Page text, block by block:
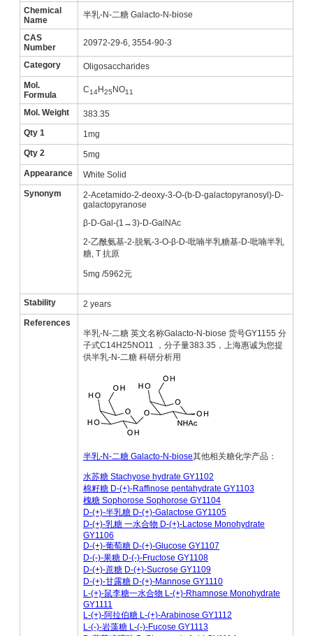
Chemical
Name
半乳-N-二糖 Galacto-N-biose
CAS
Number
20972-29-6, 3554-90-3
Category
Oligosaccharides
Mol.
Formula
C14H25 NO11
Mol. Weight
383.35
Qty 1
1mg
Qty 2
5mg
Appearance
White Solid
Synonym
2-Acetamido-2-deoxy-3-O-(b-D-galactopyranosyl)-D-
galactopyranose
β-D-Gal-(1→3)-D-GalNAc
2-乙酰氨基-2-脱氧-3-O-β-D-吡喃半乳糖基-D-吡喃半乳
糖, T 抗原
5mg /5962元
Stability
2 years
References
半乳-N-二糖 英文名称Galacto-N-biose 货号GY1155 分
子式C14H25NO11 ，分子量383.35，上海惠诚为您提
供半乳-N-二糖 科研分析用
半乳-N-二糖 Galacto-N-biose其他相关糖化学产品：
水苏糖 Stachyose hydrate GY1102
棉籽糖 D-(+)-Raffinose pentahydrate GY1103
槐糖 Sophorose Sophorose GY1104
D-(+)-半乳糖 D-(+)-Galactose GY1105
D-(+)-乳糖 一水合物 D-(+)-Lactose Monohydrate
GY1106
D-(+)-葡萄糖 D-(+)-Glucose GY1107
D-(-)-果糖 D-(-)-Fructose GY1108
D-(+)-蔗糖 D-(+)-Sucrose GY1109
D-(+)-甘露糖 D-(+)-Mannose GY1110
L-(+)-鼠李糖一水合物 L-(+)-Rhamnose Monohydrate
GY1111
L-(+)-阿拉伯糖 L-(+)-Arabinose GY1112
L-(-)-岩藻糖 L-(-)-Fucose GY1113